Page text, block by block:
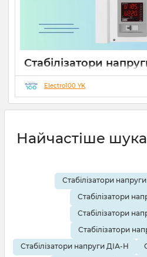
Стабілізатори
відрізняються серії
Гібрид (огляд
19 08 2025 0 10 хвилин
Electro100 YK
Найчастіше
Стабілізатори
Стабілізатори
Стабілізатори
Стабілізатори
Стабілізатори напруги ДІА-Н